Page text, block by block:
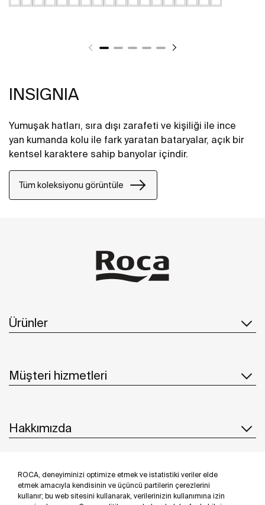
ROCA, deneyiminizi optimize etmek ve istatistiki veriler elde
etmek amacıyla kendisinin ve üçüncü partilerin çerezlerini
kullanır; bu web sitesini kullanarak, verilerinizin kullanımına izin
INSIGNIA
Yumuşak hatları, sıra dışı zarafeti ve kişiliği ile ince
yan kumanda kolu ile fark yaratan bataryalar, açık bir
kentsel karaktere sahip banyolar içindir.
Tüm koleksiyonu görüntüle
Ürünler
Müşteri hizmetleri
Hakkımızda
İlham & Fikirler